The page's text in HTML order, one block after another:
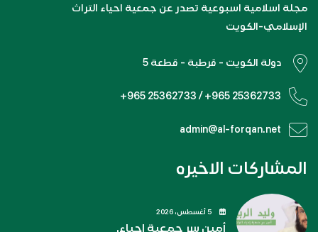
مجلة اسلامية اسبوعية تصدر عن جمعية احياء التراث
الإسلامي-الكويت
دولة الكويت - قرطبة - قطعة 5
+965 25362733 / +965 25362733
admin@al-forqan.net
المشاركات الاخيره
أمين سر جمعية إحياء.